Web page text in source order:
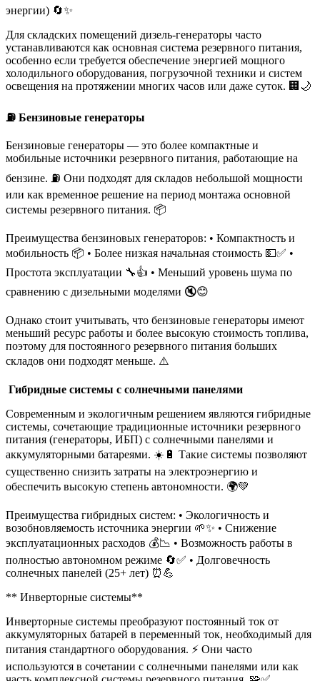
энергии) 🔄✨
Для складских помещений дизель-генераторы часто
устанавливаются как основная система резервного питания,
особенно если требуется обеспечение энергией мощного
холодильного оборудования, погрузочной техники и систем
освещения на протяжении многих часов или даже суток. 🏢🌙
⛽ Бензиновые генераторы
Бензиновые генераторы — это более компактные и
мобильные источники резервного питания, работающие на
бензине. ⛽ Они подходят для складов небольшой мощности
или как временное решение на период монтажа основной
системы резервного питания. 📦️
Преимущества бензиновых генераторов: • Компактность и
мобильность 📦 • Более низкая начальная стоимость 💵✅ •
Простота эксплуатации 🔧👍 • Меньший уровень шума по
сравнению с дизельными моделями 🔇😊
Однако стоит учитывать, что бензиновые генераторы имеют
меньший ресурс работы и более высокую стоимость топлива,
поэтому для постоянного резервного питания больших
складов они подходят меньше. ⚠️
️ Гибридные системы с солнечными панелями
Современным и экологичным решением являются гибридные
системы, сочетающие традиционные источники резервного
питания (генераторы, ИБП) с солнечными панелями и
аккумуляторными батареями. ☀️🔋 Такие системы позволяют
существенно снизить затраты на электроэнергию и
обеспечить высокую степень автономности. 🌍💚
Преимущества гибридных систем: • Экологичность и
возобновляемость источника энергии 🌱✨ • Снижение
эксплуатационных расходов 💰📉 • Возможность работы в
полностью автономном режиме 🔄✅ • Долговечность
солнечных панелей (25+ лет) ⏰💪
** Инверторные системы**
Инверторные системы преобразуют постоянный ток от
аккумуляторных батарей в переменный ток, необходимый для
питания стандартного оборудования. ⚡ Они часто
используются в сочетании с солнечными панелями или как